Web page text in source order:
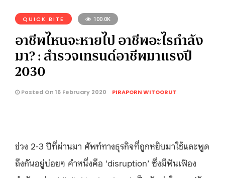
QUICK BITE 100.0K
อาชีพไหนจะหายไป อาชีพอะไรกำลัง
มา? : สำรวจเทรนด์อาชีพมาแรงปี
2030
Posted On 16 February 2020 PIRAPORN WITOORUT
ช่วง 2-3 ปีที่ผ่านมา ศัพท์ทางธุรกิจที่ถูกหยิบมาใช้และพูด
ถึงกันอยู่บ่อยๆ คำหนึ่งคือ ‘disruption’ ซึ่งมีฟันเฟือง